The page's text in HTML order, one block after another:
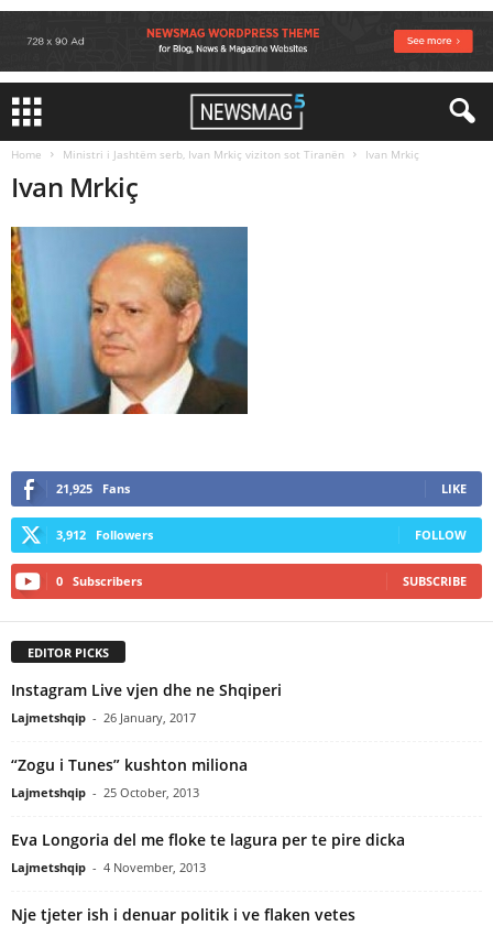
Home Ministri i Jashtëm serb, Ivan Mrkiç viziton sot Tiranën Ivan Mrkiç
Ivan Mrkiç
21,925 Fans LIKE
3,912 Followers FOLLOW
0 Subscribers SUBSCRIBE
EDITOR PICKS
Instagram Live vjen dhe ne Shqiperi
Lajmetshqip - 26 January, 2017
“Zogu i Tunes” kushton miliona
Lajmetshqip - 25 October, 2013
Eva Longoria del me floke te lagura per te pire dicka
Lajmetshqip - 4 November, 2013
Nje tjeter ish i denuar politik i ve flaken vetes